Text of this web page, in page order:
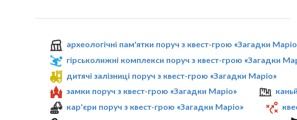
археологічні пам'ятки поруч з квест-грою «Загадки
гірськолижні комплекси поруч з квест-грою «Загадки
дитячі залізниці поруч з квест-грою «Загадки Маріо»
замки поруч з квест-грою «Загадки Маріо»
кар'єри поруч з квест-грою «Загадки Маріо»